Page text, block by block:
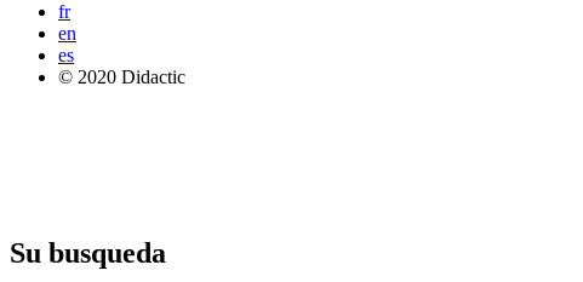
fr
en
es
© 2020 Didactic
Su busqueda